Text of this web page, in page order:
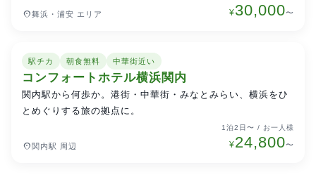
place舞浜・浦安 エリア ¥30,000〜
駅チカ 朝食無料 中華街近い
コンフォートホテル横浜関内
関内駅から何歩か。港街・中華街・みなとみらい、横浜をひ
とめぐりする旅の拠点に。
place関内駅 周辺
1泊2日〜 / お一人様
¥24,800〜